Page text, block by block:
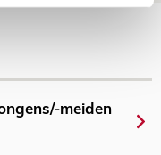
meiden